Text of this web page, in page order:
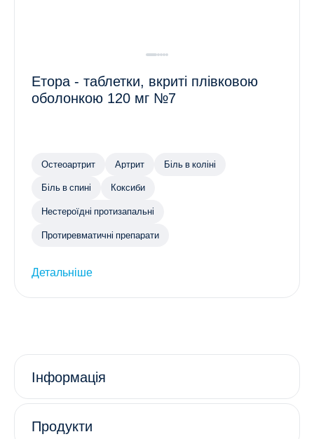
Етора - таблетки, вкриті плівковою
оболонкою 120 мг №7
Остеоартрит Артрит Біль в коліні
Біль в спині Коксиби
Нестероїдні протизапальні
Протиревматичні препарати
Детальніше
Інформація
Продукти